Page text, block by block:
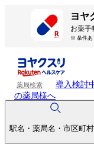
ヨヤ
お薬手
※ 条件あ
薬局検索
導入検討
の薬局様へ
駅名・薬局名・市区町
処方せんを送って待
処方せんを送って待